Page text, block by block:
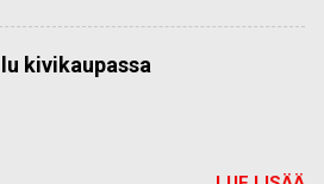
kivikaupassa